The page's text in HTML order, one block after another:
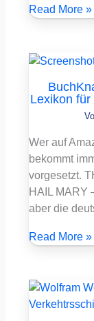
Read More »
Lexikon
Wer auf
bekommt
vorgesetzt.
HAIL MARY
aber die
Read More »